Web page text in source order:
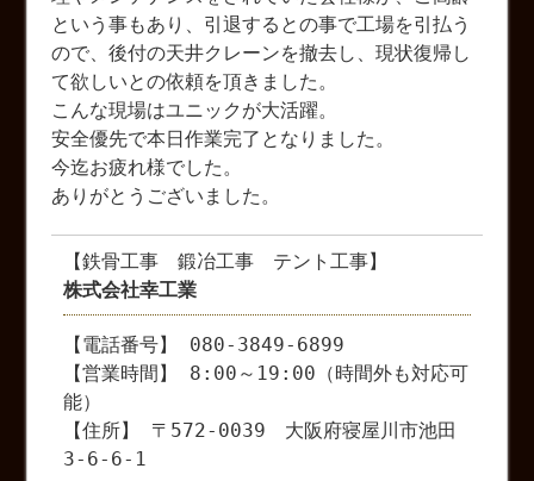
という事もあり、引退するとの事で工場を引払う
ので、後付の天井クレーンを撤去し、現状復帰し
て欲しいとの依頼を頂きました。
こんな現場はユニックが大活躍。
安全優先で本日作業完了となりました。
今迄お疲れ様でした。
ありがとうございました。
【鉄骨工事 鍛冶工事 テント工事】
株式会社幸工業
【電話番号】 080-3849-6899
【営業時間】 8:00～19:00（時間外も対応可
能）
【住所】 〒572-0039 大阪府寝屋川市池田
3-6-6-1